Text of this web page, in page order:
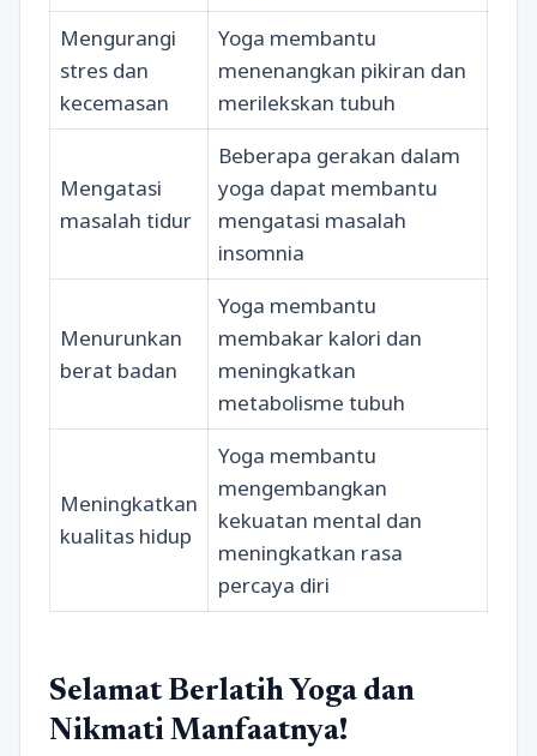
Mengurangi
stres dan
kecemasan
Yoga membantu
menenangkan pikiran dan
merilekskan tubuh
Mengatasi
masalah tidur
Beberapa gerakan dalam
yoga dapat membantu
mengatasi masalah
insomnia
Menurunkan
berat badan
Yoga membantu
membakar kalori dan
meningkatkan
metabolisme tubuh
Meningkatkan
kualitas hidup
Yoga membantu
mengembangkan
kekuatan mental dan
meningkatkan rasa
percaya diri
Selamat Berlatih Yoga dan
Nikmati Manfaatnya!